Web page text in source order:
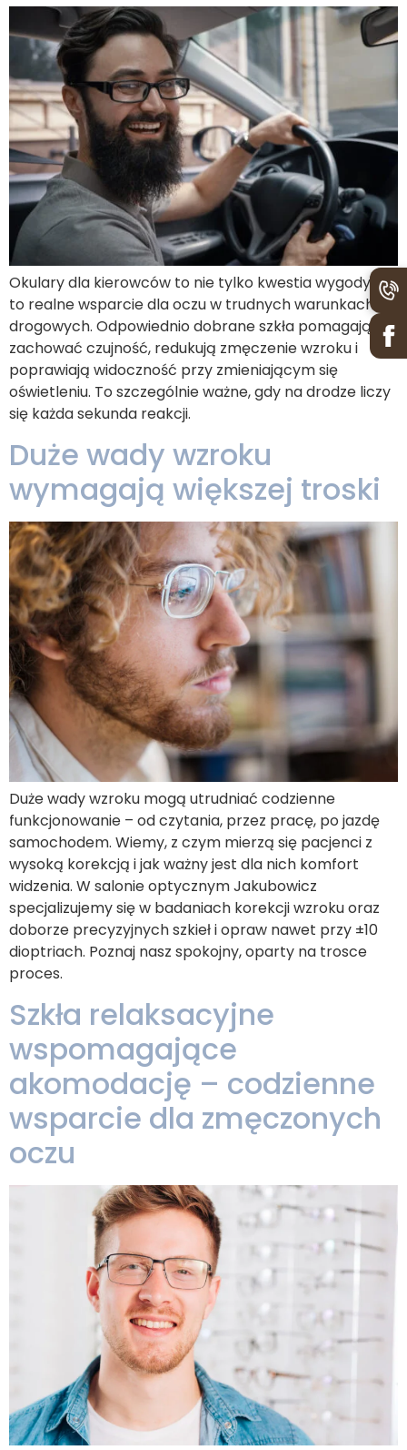
Okulary dla kierowców to nie tylko kwestia wygody –
to realne wsparcie dla oczu w trudnych warunkach
drogowych. Odpowiednio dobrane szkła pomagają
zachować czujność, redukują zmęczenie wzroku i
poprawiają widoczność przy zmieniającym się
oświetleniu. To szczególnie ważne, gdy na drodze liczy
się każda sekunda reakcji.
Duże wady wzroku
wymagają większej troski
Duże wady wzroku mogą utrudniać codzienne
funkcjonowanie – od czytania, przez pracę, po jazdę
samochodem. Wiemy, z czym mierzą się pacjenci z
wysoką korekcją i jak ważny jest dla nich komfort
widzenia. W salonie optycznym Jakubowicz
specjalizujemy się w badaniach korekcji wzroku oraz
doborze precyzyjnych szkieł i opraw nawet przy ±10
dioptriach. Poznaj nasz spokojny, oparty na trosce
proces.
Szkła relaksacyjne
wspomagające
akomodację – codzienne
wsparcie dla zmęczonych
oczu